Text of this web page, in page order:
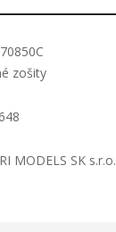
zošity
MODELS SK s.r.o.